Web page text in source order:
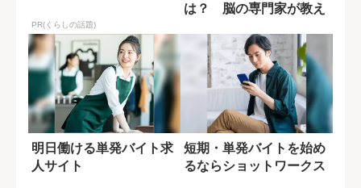
PR(くらしの話題)
は？ 脳の専門家が教え
明日働ける単発バイト求
人サイト
短期・単発バイトを始め
るならショットワークス